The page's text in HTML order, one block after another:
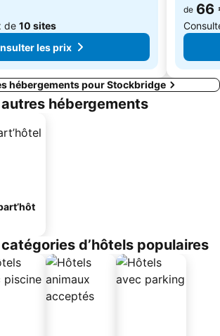
de 10 sites
les prix
de 66
hébergements pour Stockbridge
hébergements
d’hôtels populaires